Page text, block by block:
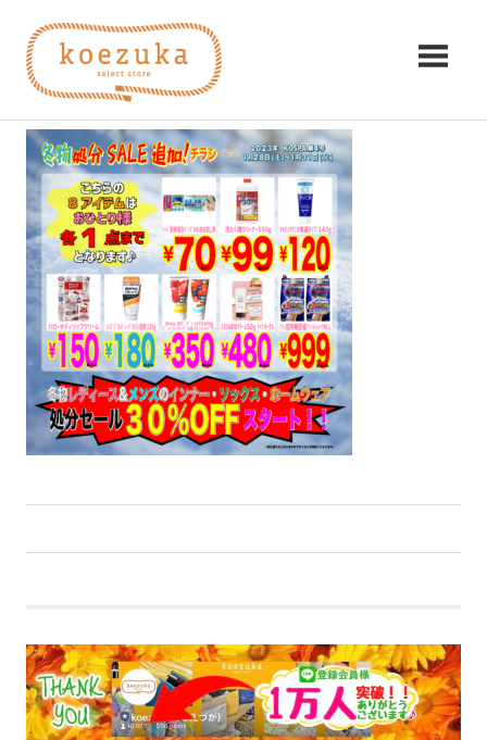
ツ
koezuka（こ
づ
か）
つ
け
る
シ
ア
ワ
セ。
KOSPA4
2023年1月25日 編集者
ビ
ゲ
の